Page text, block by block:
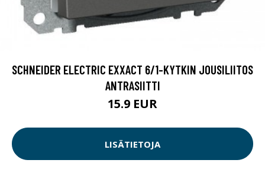
SCHNEIDER ELECTRIC EXXACT 6/1-KYTKIN JOUSILIITOS
ANTRASIITTI
15.9 EUR
LISÄTIETOJA